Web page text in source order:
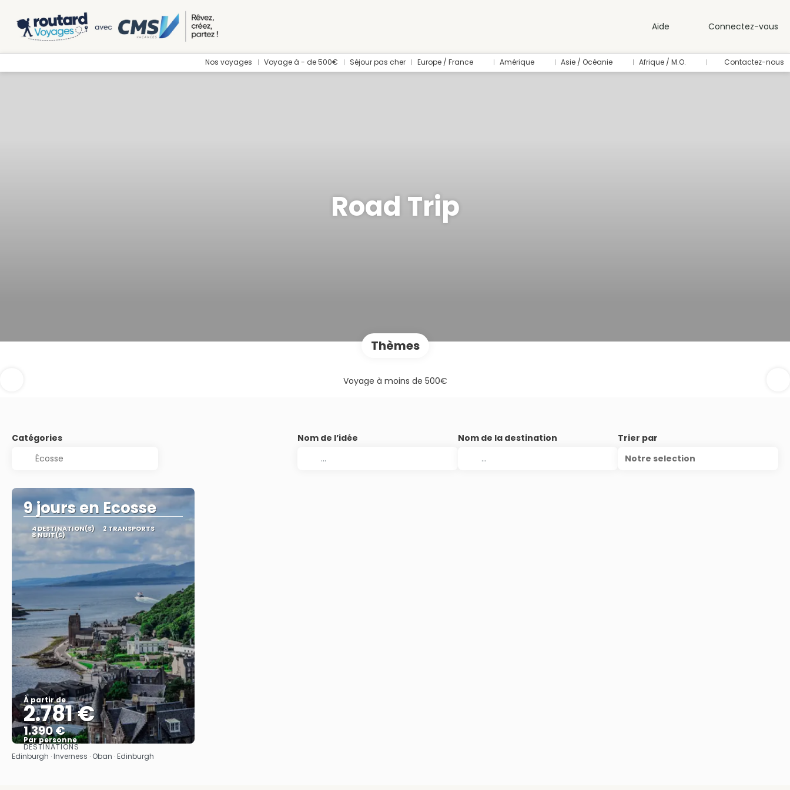
Aide Connectez-vous
Nos voyages Voyage à - de 500€ Séjour pas cher Europe / France Amérique Asie / Océanie Afrique / M.O. Contactez-nous
Road Trip
Thèmes
Voyage à moins de 500€
Catégories Nom de l’idée Nom de la destination
Trier par
Notre selection
9 jours en Ecosse
4 DESTINATION(S) 2 TRANSPORTS
8 NUIT(S)
À partir de
2.781 €
1.390 €
Par personne
Afficher
DESTINATIONS
Edinburgh · Inverness · Oban · Edinburgh